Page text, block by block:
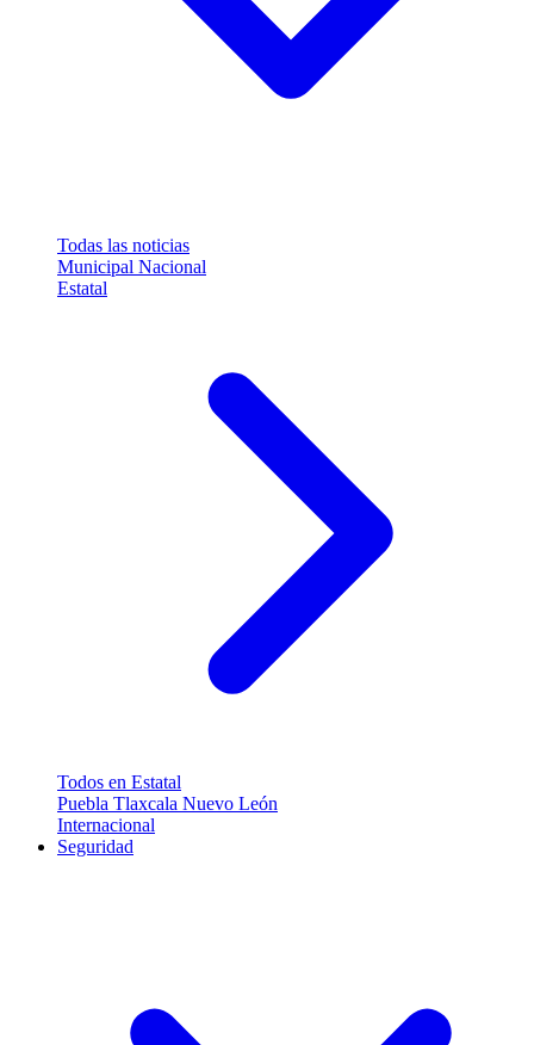
Todas las noticias
Municipal Nacional
Estatal
Todos en Estatal
Puebla Tlaxcala Nuevo León
Internacional
Seguridad